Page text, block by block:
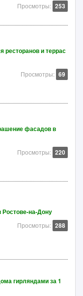
Просмотры: 253
ресторанов и террас
Просмотры: 69
фасадов в
Просмотры: 220
на-Дону
Просмотры: 288
гирляндами за 1